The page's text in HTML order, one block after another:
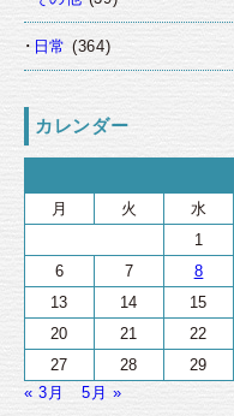
日常 (364)
カレンダー
月
火 水
1
6
7 8
13
14 15
20
21 22
27
28 29
« 3月
5月 »